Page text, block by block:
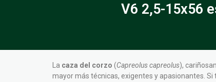
V6 2,5-15x56
La caza del corzo (Capreolus capreolus),
mayor más técnicas, exigentes y apasionantes.